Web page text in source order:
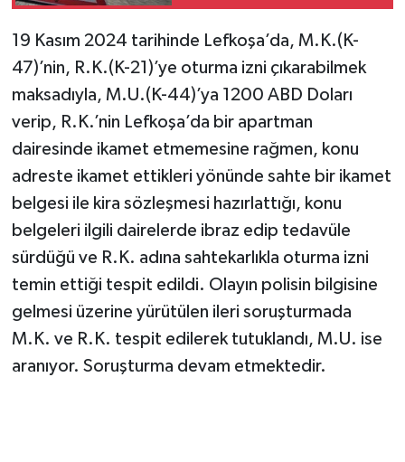
19 Kasım 2024 tarihinde Lefkoşa’da, M.K.(K-
47)’nin, R.K.(K-21)’ye oturma izni çıkarabilmek
maksadıyla, M.U.(K-44)’ya 1200 ABD Doları
verip, R.K.’nin Lefkoşa’da bir apartman
dairesinde ikamet etmemesine rağmen, konu
adreste ikamet ettikleri yönünde sahte bir ikamet
belgesi ile kira sözleşmesi hazırlattığı, konu
belgeleri ilgili dairelerde ibraz edip tedavüle
sürdüğü ve R.K. adına sahtekarlıkla oturma izni
temin ettiği tespit edildi. Olayın polisin bilgisine
gelmesi üzerine yürütülen ileri soruşturmada
M.K. ve R.K. tespit edilerek tutuklandı, M.U. ise
aranıyor. Soruşturma devam etmektedir.